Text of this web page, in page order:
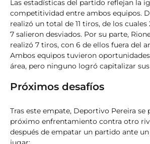
Las estadísticas del partido reflejan la
competitividad entre ambos equipos.
realizó un total de 11 tiros, de los
7 salieron desviados. Por su parte,
realizó 7 tiros, con 6 de ellos fuera del
Ambos equipos tuvieron
área, pero ninguno logró capitalizar
Próximos desafíos
Tras este empate, Deportivo Pereira se
próximo enfrentamiento contra otro
después de empatar un partido ante